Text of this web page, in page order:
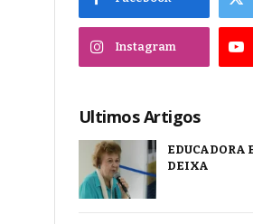
Instagram
Ultimos Artigos
EDUCADORA
DEIXA